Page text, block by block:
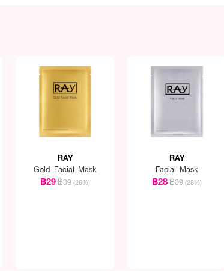
RAY
Gold Facial Mask
฿29฿39 (26%)
RAY
Facial Mask
฿28฿39 (28%)